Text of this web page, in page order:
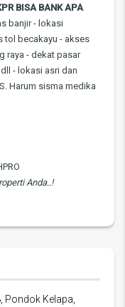
BISA BANK APA
banjir - lokasi
tol becakayu - akses
raya - dekat pasar
- lokasi asri dan
Harum sisma medika
Anda..!
Pondok Kelapa,